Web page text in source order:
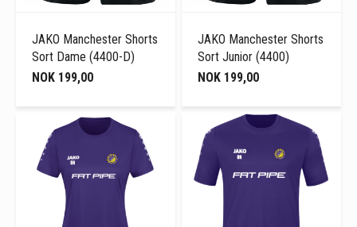
JAKO Manchester Shorts
Sort Dame (4400-D)
NOK 199,00
JAKO Manchester Shorts
Sort Junior (4400)
NOK 199,00